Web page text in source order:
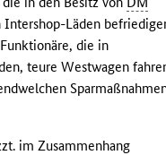
Intershop-Läden
die in
teure Westwagen
im Zusammenhang